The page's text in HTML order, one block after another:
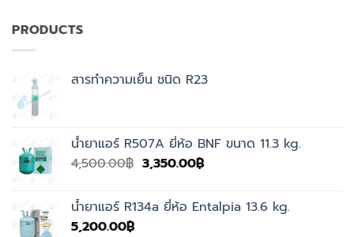
PRODUCTS
สารทำความเย็น ชนิด R23
น้ำยาแอร์ R507A ยี่ห้อ BNF ขนาด 11.3 kg.
4,500.00฿ Original
4,500.00฿.
3,350.00฿Current
3,350.00฿.
น้ำยาแอร์ R134a ยี่ห้อ Entalpia 13.6 kg.
5,200.00฿